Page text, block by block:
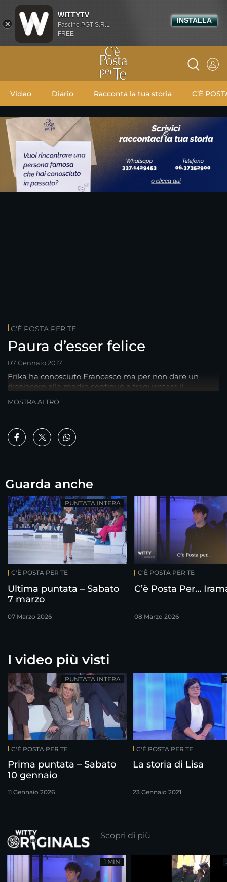
Video Diario Racconta la tua storia C’È
C'È POSTA PER TE
Paura d’esser felice
07 Gennaio 2017
Erika ha conosciuto Francesco ma per non dare un
dispiacere alla madre continuò a frequentare il
MOSTRA ALTRO
Guarda anche
C'È POSTA PER TE
Ultima puntata – Sabato
7 marzo
07 Marzo 2026
PUNTATA INTERA
C'È POSTA PER TE
C’è Posta Per…
08 Marzo 2026
I video più visti
C'È POSTA PER TE
Prima puntata – Sabato
10 gennaio
11 Gennaio 2026
PUNTATA INTERA
C'È POSTA PER TE
La storia di Lisa
23 Gennaio 2021
Scopri di più
1 MIN
WITTYTV
Fascino PGT S.R.L
FREE
INSTALLA